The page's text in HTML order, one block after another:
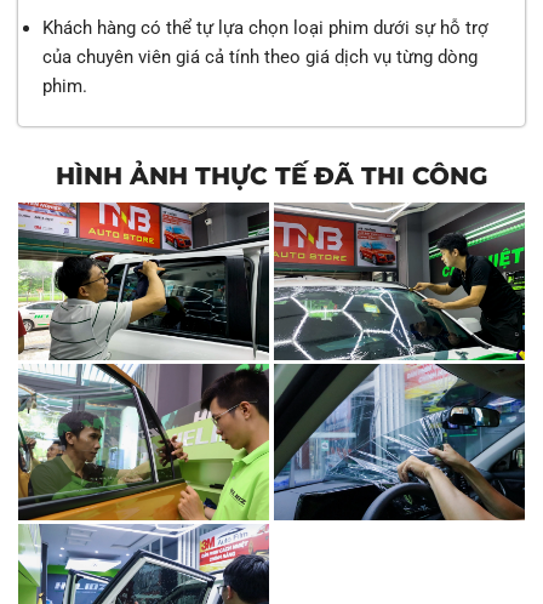
Khách hàng có thể tự lựa chọn loại phim dưới sự hỗ trợ
của chuyên viên giá cả tính theo giá dịch vụ từng dòng
phim.
HÌNH ẢNH THỰC TẾ ĐÃ THI CÔNG